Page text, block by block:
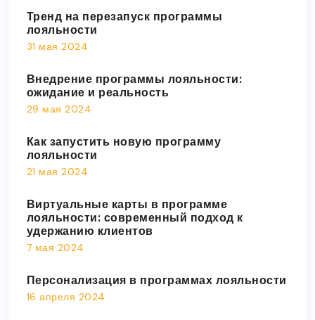
Тренд на перезапуск программы
лояльности
31 мая 2024
Внедрение программы лояльности:
ожидание и реальность
29 мая 2024
Как запустить новую программу
лояльности
21 мая 2024
Виртуальные карты в программе
лояльности: современный подход к
удержанию клиентов
7 мая 2024
Персонализация в программах лояльности
16 апреля 2024